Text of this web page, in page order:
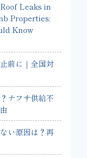
Roof Leaks in
Properties:
Know
前に｜全国対
ナフサ供給不
い原因は？再